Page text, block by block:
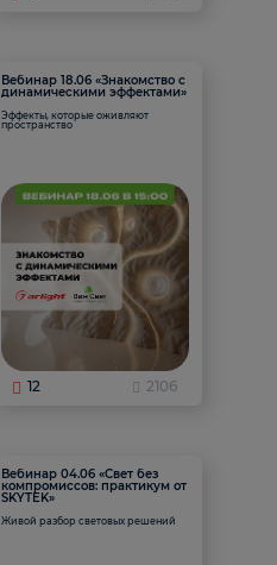
Вебинар 18.06 «Знакомство с
динамическими эффектами»
Эффекты, которые оживляют
пространство
12 2106
Вебинар 04.06 «Свет без
компромиссов: практикум от
SKYTEK»
Живой разбор световых решений